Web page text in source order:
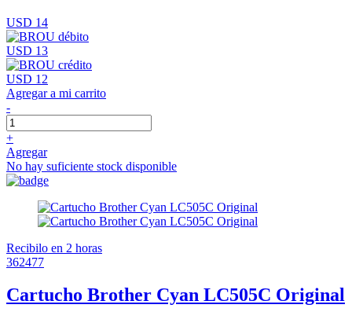
USD 14
USD 13
USD 12
Agregar a mi carrito
-
+
Agregar
No hay suficiente stock disponible
Recibilo en 2 horas
362477
Cartucho Brother Cyan LC505C Original